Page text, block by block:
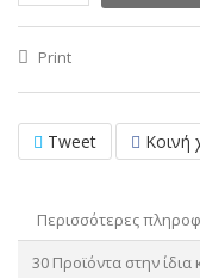
Print
Tweet Κοινή
Περισσότερες
30 Προϊόντα στην ίδια